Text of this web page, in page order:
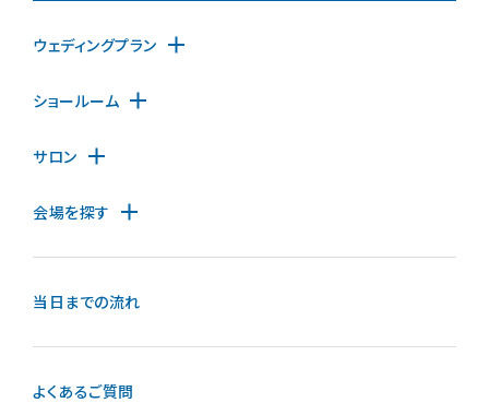
ウェディングプラン
ショールーム
サロン
会場を探す
当日までの流れ
よくあるご質問